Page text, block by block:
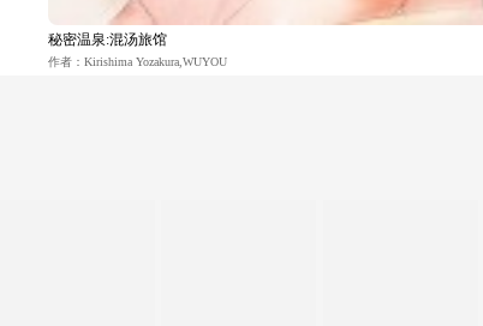
秘密温泉:混汤旅馆
作者：Kirishima Yozakura,WUYOU